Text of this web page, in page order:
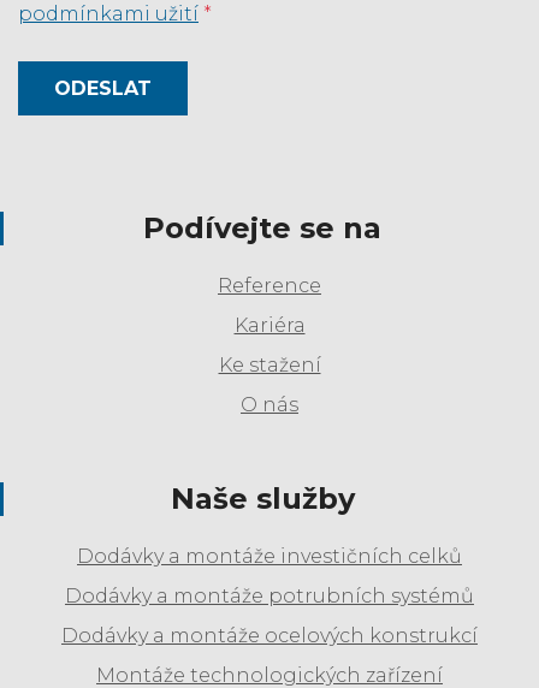
podmínkami užití *
ODESLAT
Podívejte se na
Reference
Kariéra
Ke stažení
O nás
Naše služby
Dodávky a montáže investičních celků
Dodávky a montáže potrubních systémů
Dodávky a montáže ocelových konstrukcí
Montáže technologických zařízení